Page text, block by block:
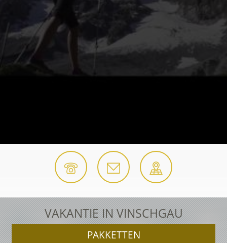
VAKANTIE IN VINSCHGAU
PAKKETTEN